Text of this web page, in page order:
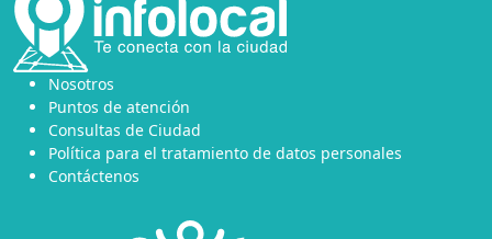
Nosotros
Puntos de atención
Consultas de Ciudad
Política para el tratamiento de datos personales
Contáctenos